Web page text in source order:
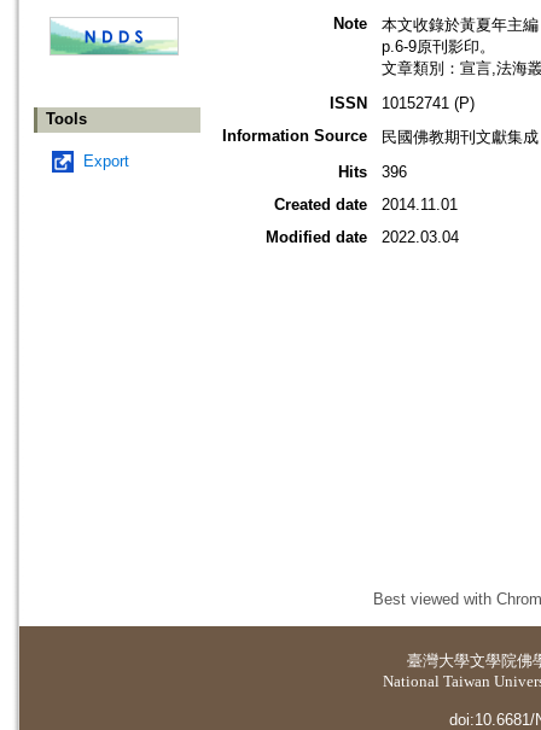
Tools
Export
Note
本文收錄於黃夏年主
p.6-9原刊影印。
文章類別：宣言,法海
ISSN
10152741 (P)
Information Source
民國佛教期刊文獻集
Hits
396
Created date
2014.11.01
Modified date
2022.03.04
Best viewed with
臺灣大學文學院佛
National Taiwan
doi:10.6681/